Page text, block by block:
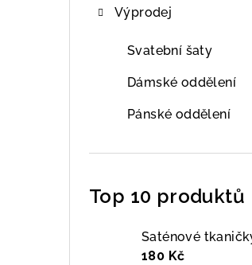
Výprodej
Svatební šaty
Dámské oddělení
Pánské oddělení
Top 10 produktů
Saténové
180 Kč